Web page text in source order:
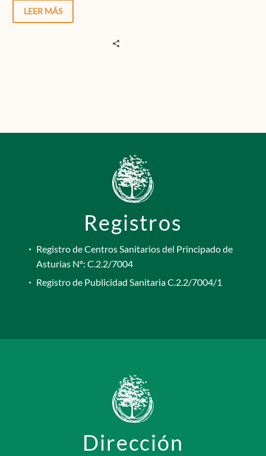
normalizadas por…
LEER MÁS
Registros
Registro de Centros Sanitarios del Principado de
Asturias Nº: C.2.2/7004
Registro de Publicidad Sanitaria C.2.2/7004/1
Dirección